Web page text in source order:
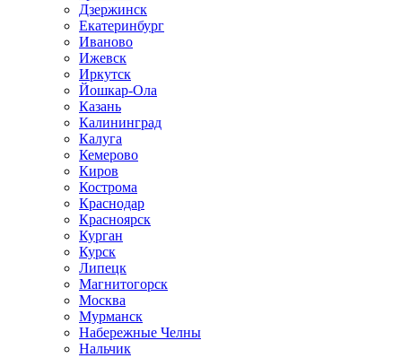
Дзержинск
Екатеринбург
Иваново
Ижевск
Иркутск
Йошкар-Ола
Казань
Калининград
Калуга
Кемерово
Киров
Кострома
Краснодар
Красноярск
Курган
Курск
Липецк
Магнитогорск
Москва
Мурманск
Набережные Челны
Нальчик